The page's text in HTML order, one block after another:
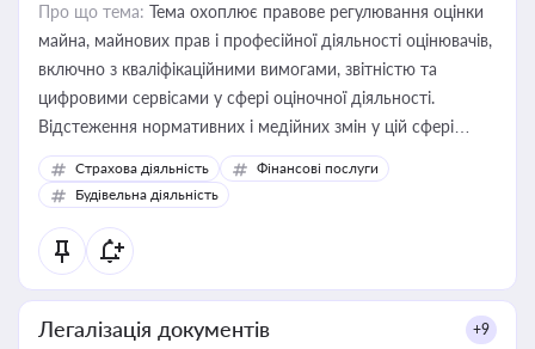
Про що тема: Тема охоплює правове регулювання оцінки
майна, майнових прав і професійної діяльності оцінювачів,
включно з кваліфікаційними вимогами, звітністю та
цифровими сервісами у сфері оціночної діяльності.
Відстеження нормативних і медійних змін у цій сфері
корисне для власника бізнесу, керівника, юриста або
бухгалтера під час оподаткування, приватизації, оренди
державного майна, корпоративних угод і перевірки
статусу суб'єктів оціночної діяльності
Страхова діяльність
Фінансові послуги
Будівельна діяльність
Легалізація документів +9